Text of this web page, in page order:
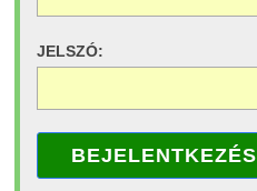
JELSZÓ:
BEJELENTKEZÉS